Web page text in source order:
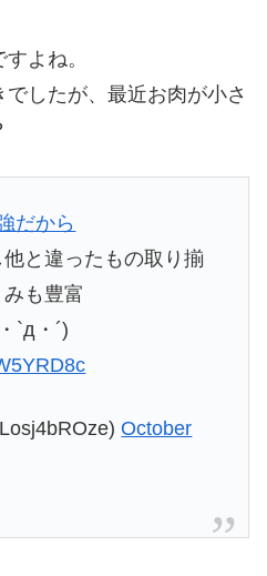
よね。
したが、最近お肉が小さ
だから
と違ったもの取り揃
も豊富
`д・´)
October